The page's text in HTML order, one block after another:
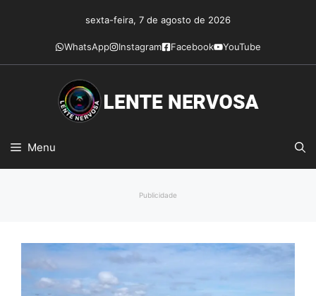
conteúdo
sexta-feira, 7 de agosto de 2026
WhatsApp Instagram Facebook YouTube
Menu
Publicidade